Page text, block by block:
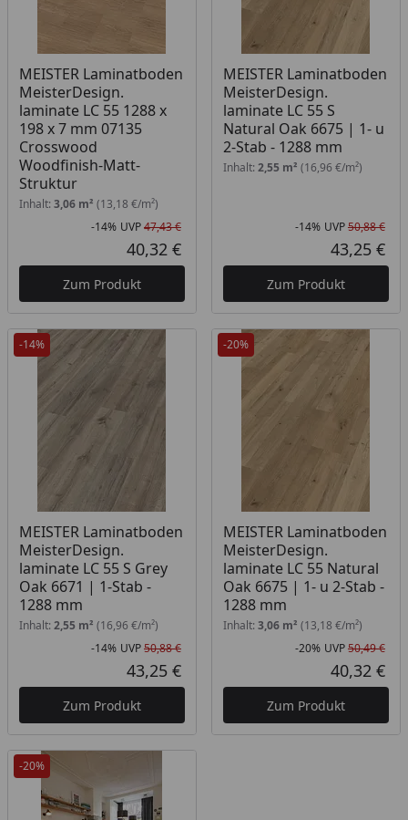
MEISTER Laminatboden
MeisterDesign.
laminate LC 55 1288 x
198 x 7 mm 07135
Crosswood
Woodfinish-Matt-
Struktur
Inhalt: 3,06 m² (13,18 €/m²)
Rabatt in Prozent
-14%
Ursprünglicher Preis
UVP47,43 €
Aktueller Preis
40,32 €
Zum Produkt
MEISTER Laminatboden
MeisterDesign.
laminate LC 55 S
Natural Oak 6675 | 1- u
2-Stab - 1288 mm
Inhalt: 2,55 m² (16,96 €/m²)
-14% UVP50,88 €
43,25 €
Zum Produkt
-14%
MEISTER Laminatboden
MeisterDesign.
laminate LC 55 S Grey
Oak 6671 | 1-Stab -
1288 mm
Inhalt: 2,55 m² (16,96 €/m²)
Rabatt in Prozent
-14%
Ursprünglicher Preis
UVP50,88 €
Aktueller Preis
43,25 €
Zum Produkt
-20%
MEISTER Laminatboden
MeisterDesign.
laminate LC 55 Natural
Oak 6675 | 1- u 2-Stab -
1288 mm
Inhalt: 3,06 m² (13,18 €/m²)
-20% UVP50,49 €
40,32 €
Zum Produkt
-20%